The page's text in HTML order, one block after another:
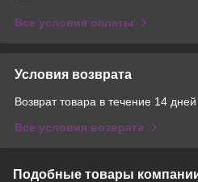
Все условия оплаты
Условия возврата
Возврат товара в течение 14
Все условия возврата
Подобные товары